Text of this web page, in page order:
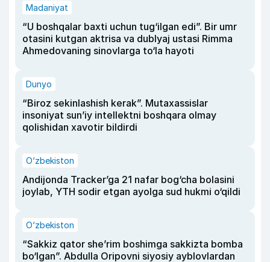
Madaniyat
“U boshqalar baxti uchun tug‘ilgan edi”. Bir umr
otasini kutgan aktrisa va dublyaj ustasi Rimma
Ahmedovaning sinovlarga to‘la hayoti
Dunyo
“Biroz sekinlashish kerak”. Mutaxassislar
insoniyat sun’iy intellektni boshqara olmay
qolishidan xavotir bildirdi
O‘zbekiston
Andijonda Tracker’ga 21 nafar bog‘cha bolasini
joylab, YTH sodir etgan ayolga sud hukmi o‘qildi
O‘zbekiston
“Sakkiz qator she’rim boshimga sakkizta bomba
bo‘lgan”. Abdulla Oripovni siyosiy ayblovlardan